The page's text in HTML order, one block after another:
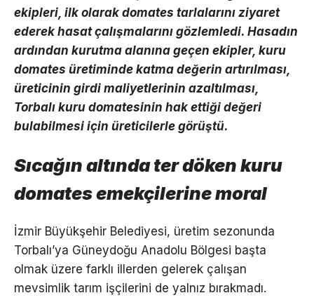
ekipleri, ilk olarak domates tarlalarını ziyaret
ederek hasat çalışmalarını gözlemledi. Hasadın
ardından kurutma alanına geçen ekipler, kuru
domates üretiminde katma değerin artırılması,
üreticinin girdi maliyetlerinin azaltılması,
Torbalı kuru domatesinin hak ettiği değeri
bulabilmesi için üreticilerle görüştü.
Sıcağın altında ter döken kuru
domates emekçilerine moral
İzmir Büyükşehir Belediyesi, üretim sezonunda
Torbalı’ya Güneydoğu Anadolu Bölgesi başta
olmak üzere farklı illerden gelerek çalışan
mevsimlik tarım işçilerini de yalnız bırakmadı.